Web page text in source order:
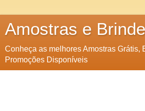
Amostras e
Conheça as melhores Amostras Grátis,
Promoções Disponíveis